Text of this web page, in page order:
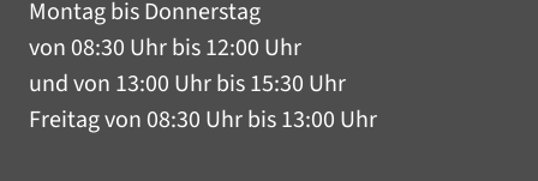
Montag bis Donnerstag
von 08:30 Uhr bis 12:00 Uhr
und von 13:00 Uhr bis 15:30 Uhr
Freitag von 08:30 Uhr bis 13:00 Uhr